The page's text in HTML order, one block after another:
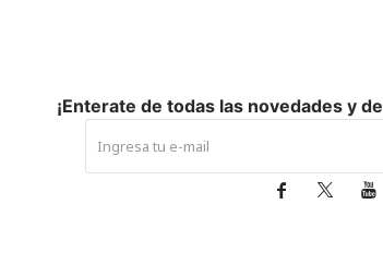
¡Enterate de todas las novedades y
  